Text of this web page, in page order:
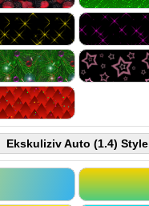
Ekskuliziv Auto (1.4) Style